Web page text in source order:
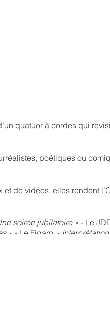
quatuor à cordes qui
poétiques ou
et de vidéos, elles rendent
soirée jubilatoire »- Le
»- Le Figaro «